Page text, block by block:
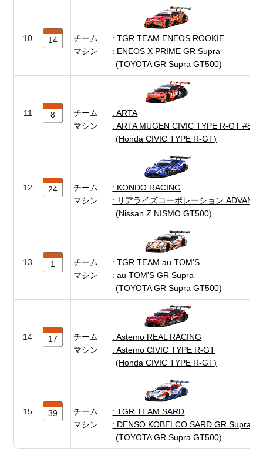
10 14 チーム
TGR TEAM ENEOS ROOKIE
マシン
ENEOS X PRIME GR Supra
(TOYOTA GR Supra GT500)
11 8 チーム
ARTA
マシン
ARTA MUGEN CIVIC TYPE R-GT #8
(Honda CIVIC TYPE R-GT)
12 24 チーム
KONDO RACING
マシン
リアライズコーポレーション ADVAN Z
(Nissan Z NISMO GT500)
13 1 チーム
TGR TEAM au TOM’S
マシン
au TOM'S GR Supra
(TOYOTA GR Supra GT500)
14 17 チーム
Astemo REAL RACING
マシン
Astemo CIVIC TYPE R-GT
(Honda CIVIC TYPE R-GT)
15 39 チーム
TGR TEAM SARD
マシン
DENSO KOBELCO SARD GR Supra
(TOYOTA GR Supra GT500)